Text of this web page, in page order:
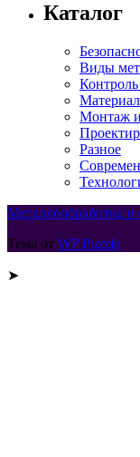
Каталог
Виды
Контроль
Монтаж и
Разное
Металлообработка и
Тема от WP Puzzle
➤